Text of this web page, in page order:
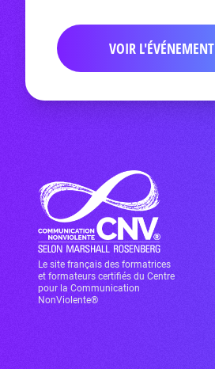
VOIR L'ÉVÉNEMENT
Le site français des formatrices
et formateurs certifiés du Centre
pour la Communication
NonViolente®